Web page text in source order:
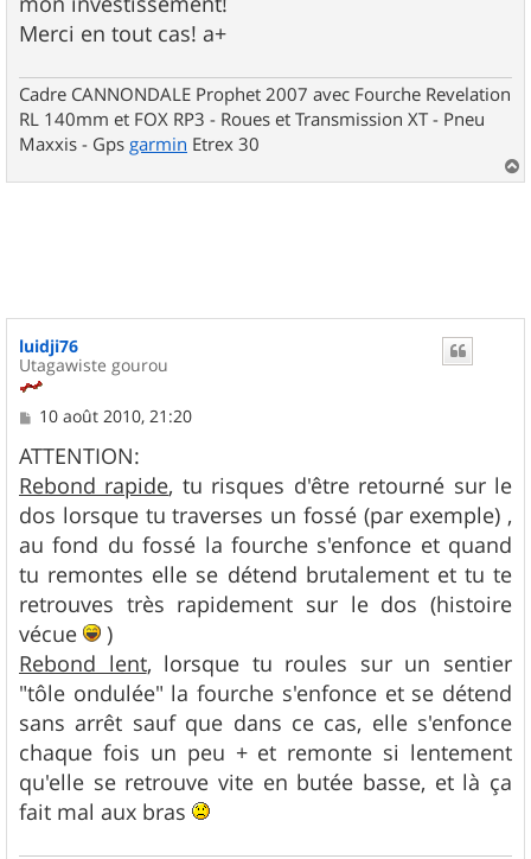
Merci en tout cas! a+
Cadre CANNONDALE Prophet 2007 avec Fourche Revelation
RL 140mm et FOX RP3 - Roues et Transmission XT - Pneu
Maxxis - Gps garmin Etrex 30
a
luidji76
Utagawiste gourou
M
s
s
a
g
e
10 août 2010, 21:20
ATTENTION:
Rebond rapide, tu risques d'être retourné sur le
dos lorsque tu traverses un fossé (par exemple) ,
au fond du fossé la fourche s'enfonce et quand
tu remontes elle se détend brutalement et tu te
retrouves très rapidement sur le dos (histoire
vécue
)
Rebond lent, lorsque tu roules sur un sentier
"tôle ondulée" la fourche s'enfonce et se détend
sans arrêt sauf que dans ce cas, elle s'enfonce
chaque fois un peu + et remonte si lentement
qu'elle se retrouve vite en butée basse, et là ça
fait mal aux bras